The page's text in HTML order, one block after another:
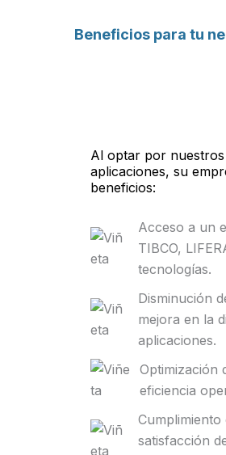
Beneficios para tu
Al optar por
aplicaciones, su
beneficios:
Acceso a un
TIBCO,
tecnologías.
Disminución
mejora en la
aplicaciones.
Optimización
eficiencia
Cumplimiento
satisfacción